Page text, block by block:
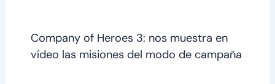
Company of Heroes 3: nos muestra en
vídeo las misiones del modo de campaña